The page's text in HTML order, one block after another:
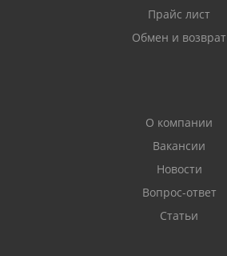
Прайс лист
Обмен и возврат
О компании
Вакансии
Новости
Вопрос-ответ
Статьи